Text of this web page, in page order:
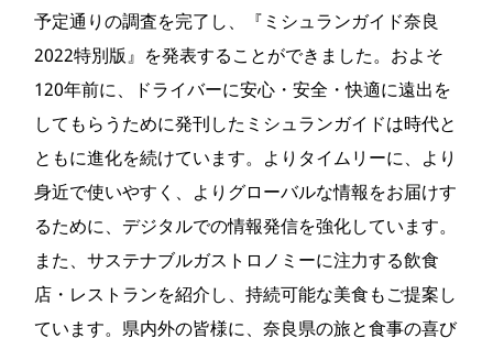
予定通りの調査を完了し、『ミシュランガイド奈良
2022特別版』を発表することができました。およそ
120年前に、ドライバーに安心・安全・快適に遠出を
してもらうために発刊したミシュランガイドは時代と
ともに進化を続けています。よりタイムリーに、より
身近で使いやすく、よりグローバルな情報をお届けす
るために、デジタルでの情報発信を強化しています。
また、サステナブルガストロノミーに注力する飲食
店・レストランを紹介し、持続可能な美食もご提案し
ています。県内外の皆様に、奈良県の旅と食事の喜び